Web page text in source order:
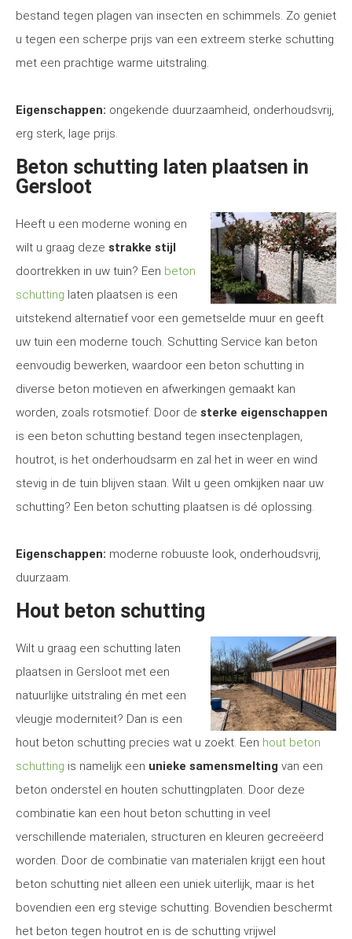
bestand tegen plagen van insecten en schimmels. Zo geniet
u tegen een scherpe prijs van een extreem sterke schutting
met een prachtige warme uitstraling.
Eigenschappen: ongekende duurzaamheid, onderhoudsvrij,
erg sterk, lage prijs.
Beton schutting laten plaatsen in
Gersloot
Heeft u een moderne woning en
wilt u graag deze strakke stijl
doortrekken in uw tuin? Een beton
schutting laten plaatsen is een
uitstekend alternatief voor een gemetselde muur en geeft
uw tuin een moderne touch. Schutting Service kan beton
eenvoudig bewerken, waardoor een beton schutting in
diverse beton motieven en afwerkingen gemaakt kan
worden, zoals rotsmotief. Door de sterke eigenschappen
is een beton schutting bestand tegen insectenplagen,
houtrot, is het onderhoudsarm en zal het in weer en wind
stevig in de tuin blijven staan. Wilt u geen omkijken naar uw
schutting? Een beton schutting plaatsen is dé oplossing.
Eigenschappen: moderne robuuste look, onderhoudsvrij,
duurzaam.
Hout beton schutting
Wilt u graag een schutting laten
plaatsen in Gersloot met een
natuurlijke uitstraling én met een
vleugje moderniteit? Dan is een
hout beton schutting precies wat u zoekt. Een hout beton
schutting is namelijk een unieke samensmelting van een
beton onderstel en houten schuttingplaten. Door deze
combinatie kan een hout beton schutting in veel
verschillende materialen, structuren en kleuren gecreëerd
worden. Door de combinatie van materialen krijgt een hout
beton schutting niet alleen een uniek uiterlijk, maar is het
bovendien een erg stevige schutting. Bovendien beschermt
het beton tegen houtrot en is de schutting vrijwel